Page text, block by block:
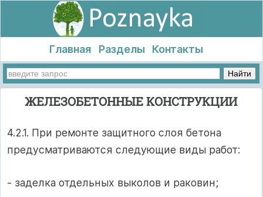
Главная Разделы Контакты
ЖЕЛЕЗОБЕТОННЫЕ КОНСТРУКЦИИ
4.2.1. При ремонте защитного слоя бетона
предусматриваются следующие виды работ:
- заделка отдельных выколов и раковин;